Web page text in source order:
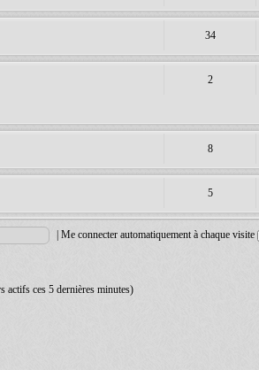
34
2
8
5
|Me connecter automatiquement à chaque visite
actifs ces 5 dernières minutes)